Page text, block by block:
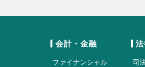
会計・金融
ファイナンシャル
司